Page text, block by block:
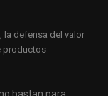
la defensa del valor
productos